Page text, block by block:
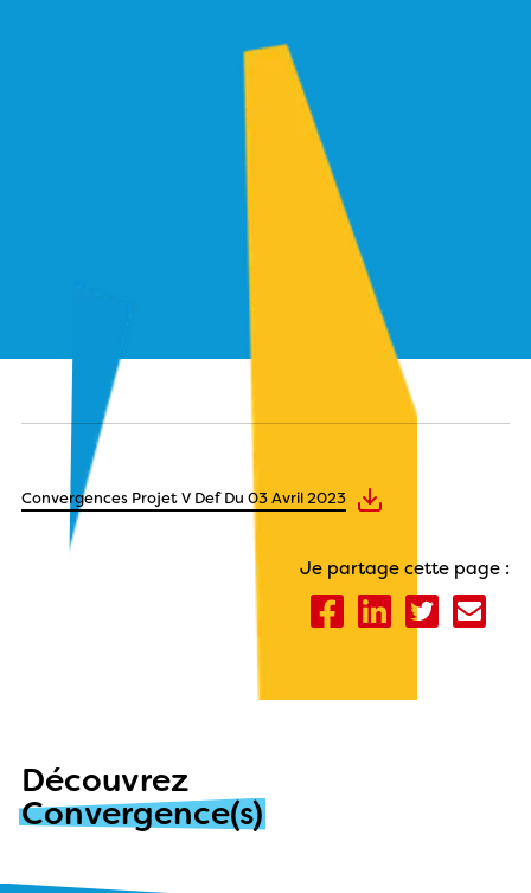
Convergences Projet V Def Du 03 Avril 2023
Je partage cette page :
Découvrez
Convergence(s)